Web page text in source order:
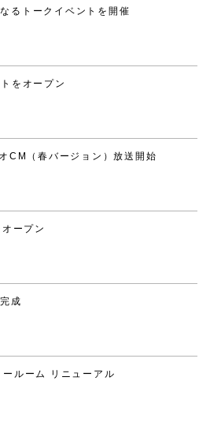
るトークイベントを開催
をオープン
CM（春バージョン）放送開始
ープン
成
ルーム リニューアル